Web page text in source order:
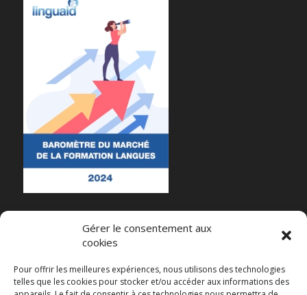
Gérer le consentement aux
cookies
Pour offrir les meilleures expériences, nous utilisons des technologies
telles que les cookies pour stocker et/ou accéder aux informations des
RECENT POSTS
Et maintenant ?